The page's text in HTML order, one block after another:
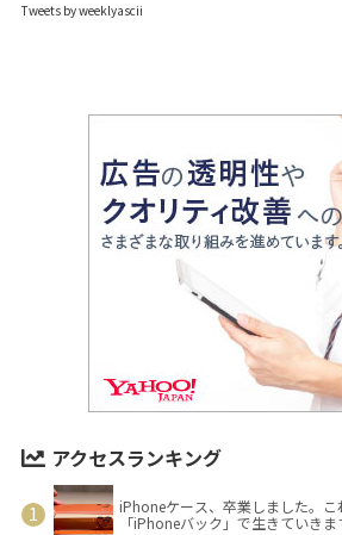
Tweets by weeklyascii
アクセスランキング
iPhoneケース、卒業しました。
「iPhoneバック」で生きていきま